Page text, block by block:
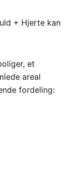
+ Hjerte kan
et
areal
fordeling: